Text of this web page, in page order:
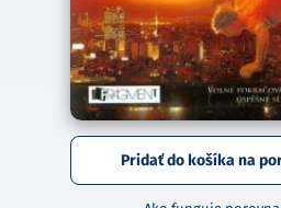
Pridať do košíka na